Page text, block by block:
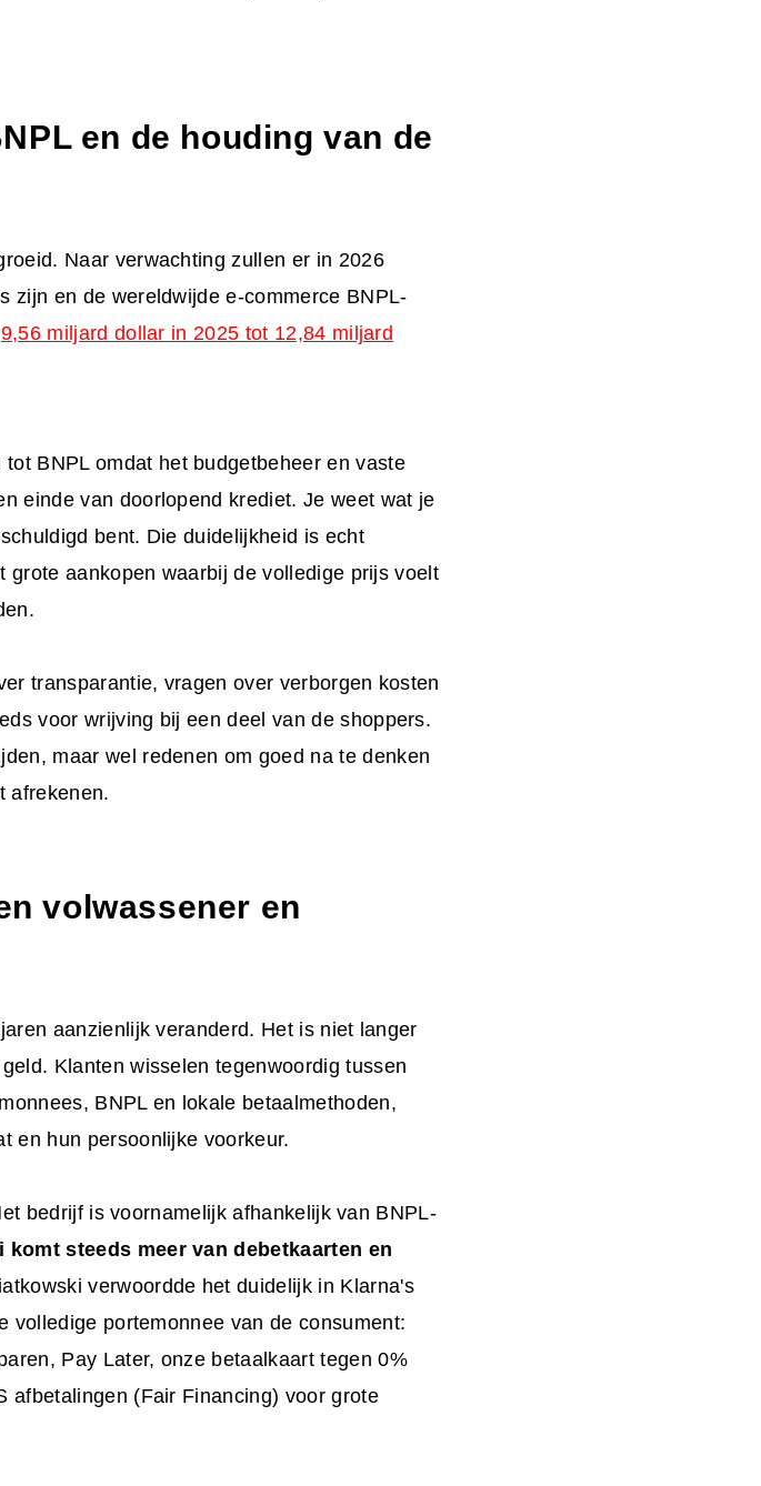
en de houding van de
Naar verwachting zullen er in 2026
zijn en de wereldwijde e-commerce BNPL-
9,56 miljard dollar in 2025 tot 12,84 miljard
BNPL omdat het budgetbeheer en vaste
einde van doorlopend krediet. Je weet wat je
bent. Die duidelijkheid is echt
aankopen waarbij de volledige prijs voelt
transparantie, vragen over verborgen kosten
voor wrijving bij een deel van de shoppers.
maar wel redenen om goed na te denken
afrekenen.
volwassener en
aanzienlijk veranderd. Het is niet langer
Klanten wisselen tegenwoordig tussen
BNPL en lokale betaalmethoden,
en hun persoonlijke voorkeur.
bedrijf is voornamelijk afhankelijk van BNPL-
komt steeds meer van debetkaarten en
verwoordde het duidelijk in Klarna's
volledige portemonnee van de consument:
Pay Later, onze betaalkaart tegen 0%
afbetalingen (Fair Financing) voor grote